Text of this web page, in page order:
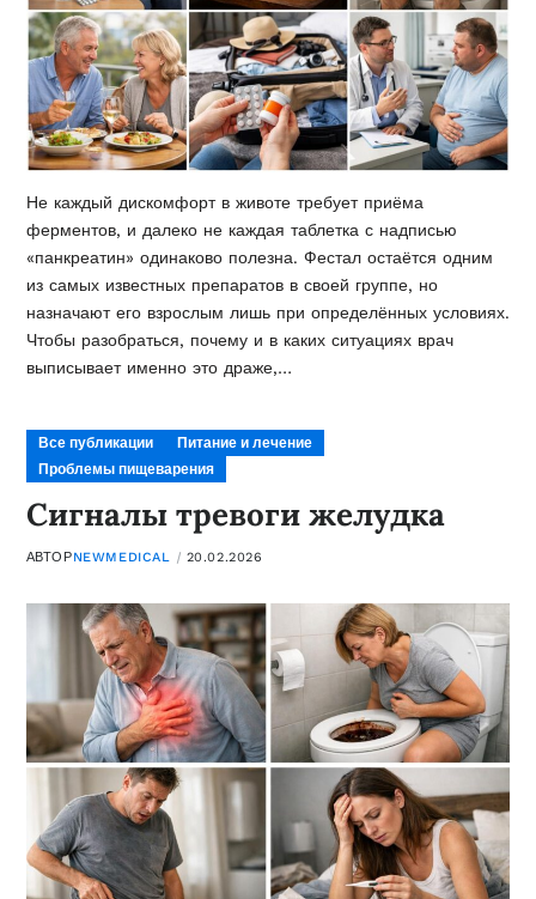
Не каждый дискомфорт в животе требует приёма
ферментов, и далеко не каждая таблетка с надписью
«панкреатин» одинаково полезна. Фестал остаётся одним
из самых известных препаратов в своей группе, но
назначают его взрослым лишь при определённых условиях.
Чтобы разобраться, почему и в каких ситуациях врач
выписывает именно это драже,…
Все публикации
Питание и лечение
Проблемы пищеварения
Сигналы тревоги желудка
АВТОРNEWMEDICAL 20.02.2026